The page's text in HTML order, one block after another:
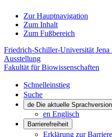
Zur Hauptnavigation
Zum Inhalt
Zum Fußbereich
Friedrich-Schiller-Universität
Ausstellung
Fakultät für Biowissenschaften
Schnelleinstieg
Suche
de Die aktuelle
en Englisch
Barrierefreiheit
Erklärung zur